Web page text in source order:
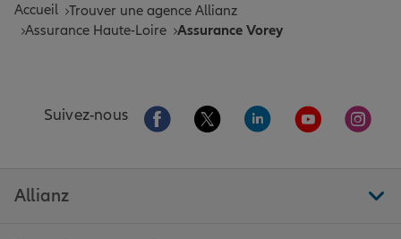
Accueil Trouver une agence Allianz
Assurance Haute-Loire Assurance Vorey
Suivez-nous Aller sur la page Facebook de Allianz
Aller sur la page Twitter de
Aller sur la page
Aller sur la
Aller
Allianz